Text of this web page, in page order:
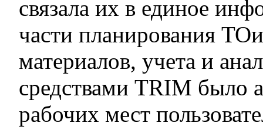
связала их в единое
части планирования
материалов, учета и
средствами TRIM было
рабочих мест